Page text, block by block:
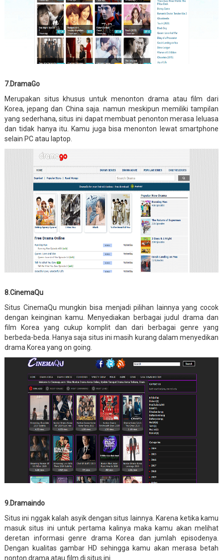
7.DramaGo
Merupakan situs khusus untuk menonton drama atau film dari
Korea, jepang dan China saja. namun meskipun memiliki tampilan
yang sederhana, situs ini dapat membuat penonton merasa leluasa
dan tidak hanya itu. Kamu juga bisa menonton lewat smartphone
selain PC atau laptop.
8.CinemaQu
Situs CinemaQu mungkin bisa menjadi pilihan lainnya yang cocok
dengan keinginan kamu. Menyediakan berbagai judul drama dan
film Korea yang cukup komplit dan dari berbagai genre yang
berbeda-beda. Hanya saja situs ini masih kurang dalam menyedikan
drama Korea yang on going.
9.Dramaindo
Situs ini nggak kalah asyik dengan situs lainnya. Karena ketika kamu
masuk situs ini untuk pertama kalinya maka kamu akan melihat
deretan informasi genre drama Korea dan jumlah episodenya.
Dengan kualitas gambar HD sehingga kamu akan merasa betah
nonton drama atau film di situs ini.